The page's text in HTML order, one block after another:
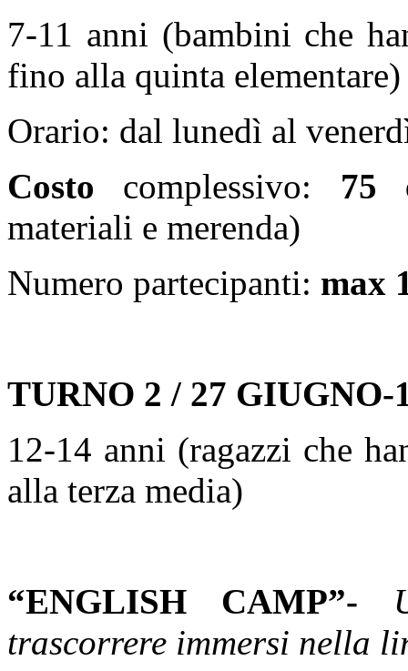
7-11 anni (bambini che
fino alla quinta elementare)
Orario: dal lunedì al
Costo complessivo: 75
materiali e merenda)
Numero partecipanti: max
TURNO 2 / 27
12-14 anni (ragazzi che
alla terza media)
“ENGLISH CAMP”-
trascorrere immersi nella